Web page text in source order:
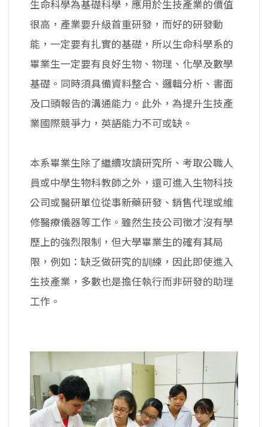
生命科學為基礎科學，應用於生技產業的價值
很高，產業要升級首重研發，而好的研發動
能，一定要有扎實的基礎，所以生命科學系的
畢業生一定要有良好生物、物理、化學及數學
基礎。同時須具備資料整合、邏輯分析、書面
及口頭報告的溝通能力。此外，為提升生技產
業國際競爭力，英語能力不可或缺。
本系畢業生除了繼續攻讀研究所、考取公職人
員或中學生物科教師之外，還可進入生物科技
公司或醫研單位從事新藥研發、銷售代理或維
修醫療儀器等工作。雖然生技公司徵才沒有學
歷上的強烈限制，但大學畢業生的確有其局
限，例如：缺乏做研究的訓練，因此即使進入
生技產業，多數也是擔任執行而非研發的助理
工作。